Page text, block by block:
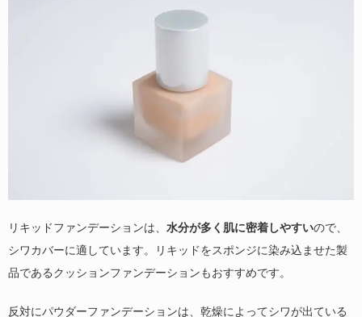
リキッドファンデーションは、 水分が多く肌に密着しやすいので、
シワカバーに適しています。リキッドをスポンジに染み込ませた製
品であるクッションファンデーションもおすすめです。
反対にパウダーファンデーションは、乾燥によってシワが出ている